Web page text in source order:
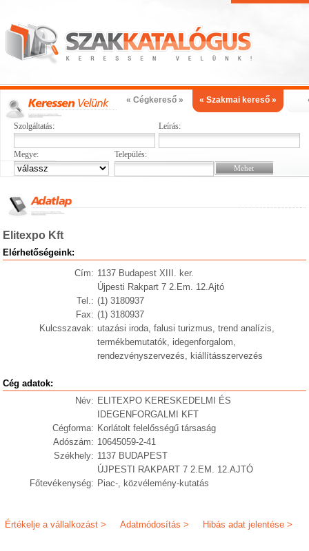
« Cégkereső » « Szakmai kereső »
Szolgáltatás: Leírás:
Megye: Település:
Elitexpo Kft
Elérhetőségeink:
Cím: 1137 Budapest XIII. ker.
Újpesti Rakpart 7 2.Em. 12.Ajtó
Tel.: (1) 3180937
Fax: (1) 3180937
Kulcsszavak: utazási iroda, falusi turizmus, trend analízis,
termékbemutatók, idegenforgalom,
rendezvényszervezés, kiállításszervezés
Cég adatok:
Név: ELITEXPO KERESKEDELMI ÉS
IDEGENFORGALMI KFT
Cégforma: Korlátolt felelősségű társaság
Adószám: 10645059-2-41
Székhely: 1137 BUDAPEST
ÚJPESTI RAKPART 7 2.EM. 12.AJTÓ
Főtevékenység: Piac-, közvélemény-kutatás
Hibás adat jelentése >
Adatmódosítás >
Értékelje a vállalkozást >